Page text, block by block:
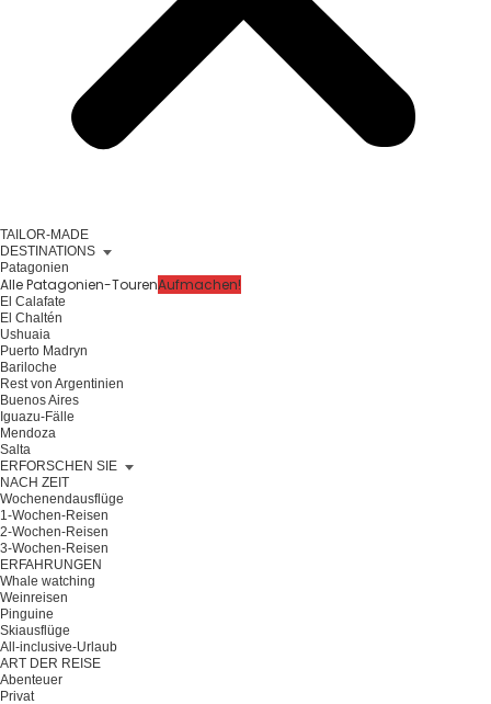
TAILOR-MADE
DESTINATIONS
Patagonien
Alle Patagonien-TourenAufmachen!
El Calafate
El Chaltén
Ushuaia
Puerto Madryn
Bariloche
Rest von Argentinien
Buenos Aires
Iguazu-Fälle
Mendoza
Salta
ERFORSCHEN SIE
NACH ZEIT
Wochenendausflüge
1-Wochen-Reisen
2-Wochen-Reisen
3-Wochen-Reisen
ERFAHRUNGEN
Whale watching
Weinreisen
Pinguine
Skiausflüge
All-inclusive-Urlaub
ART DER REISE
Abenteuer
Privat